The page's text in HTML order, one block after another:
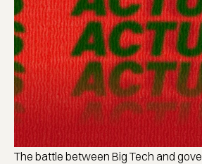
The battle between Big Tech and